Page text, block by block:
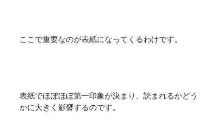
ここで重要なのが表紙になってくるわけです。
表紙でほぼほぼ第一印象が決まり、読まれるかどう
かに大きく影響するのです。